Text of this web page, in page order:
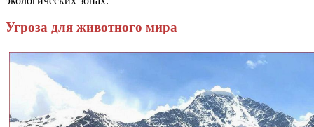
Угроза для животного мира